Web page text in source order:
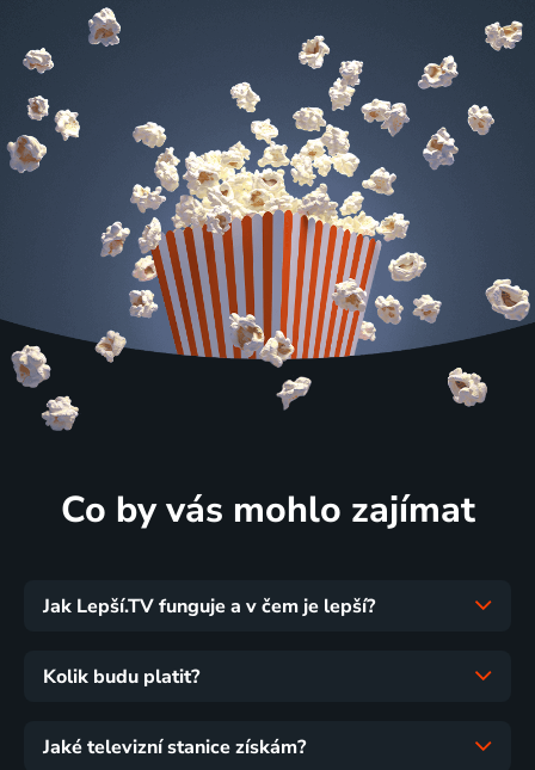
Co by vás mohlo zajímat
Jak Lepší.TV funguje a v čem je lepší?
Kolik budu platit?
Jaké televizní stanice získám?